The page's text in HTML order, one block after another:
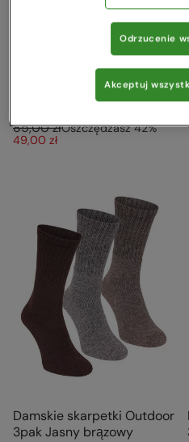
Damskie skarpety
sportowe wspierające łuk
stopy, 3 szt. Granatowy
85,00 złOszczędzasz 42%
49,00 zł
Damskie skarpetki Outdoor
3pak Jasny brązowy
Odrzucenie
Akceptuj